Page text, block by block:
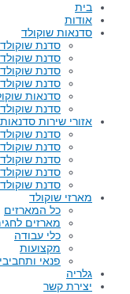
בית
אודות
סדנאות שוקולד
סדנת
סדנת
סדנת שוקולד
סדנת
סדנאות
סדנת
אזורי שירות סדנאות
סדנת
סדנת
סדנת
סדנת
סדנת
מארזי שוקולד
כל המארזים
מארזים
כלי עבודה
מקצועות
פנאי
גלריה
יצירת קשר